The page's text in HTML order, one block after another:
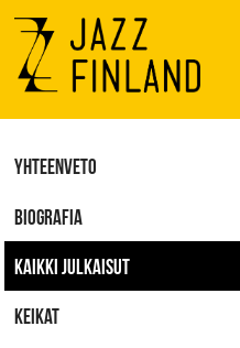
Menu
YHTEENVETO
BIOGRAFIA
KAIKKI JULKAISUT
KEIKAT